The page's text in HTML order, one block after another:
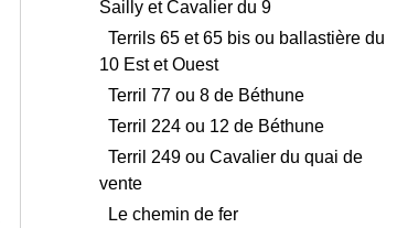
Sailly et Cavalier du 9
Terrils 65 et 65 bis ou ballastière du
10 Est et Ouest
Terril 77 ou 8 de Béthune
Terril 224 ou 12 de Béthune
Terril 249 ou Cavalier du quai de
vente
Le chemin de fer